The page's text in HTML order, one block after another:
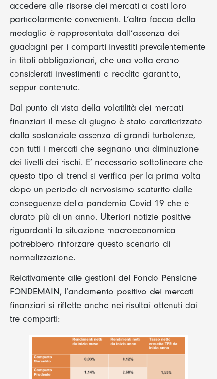
accedere alle risorse dei mercati a costi loro
particolarmente convenienti. L’altra faccia della
medaglia è rappresentata dall’assenza dei
guadagni per i comparti investiti prevalentemente
in titoli obbligazionari, che una volta erano
considerati investimenti a reddito garantito,
seppur contenuto.
Dal punto di vista della volatilità dei mercati
finanziari il mese di giugno è stato caratterizzato
dalla sostanziale assenza di grandi turbolenze,
con tutti i mercati che segnano una diminuzione
dei livelli dei rischi. E’ necessario sottolineare che
questo tipo di trend si verifica per la prima volta
dopo un periodo di nervosismo scaturito dalle
conseguenze della pandemia Covid 19 che è
durato più di un anno. Ulteriori notizie positive
riguardanti la situazione macroeconomica
potrebbero rinforzare questo scenario di
normalizzazione.
Relativamente alle gestioni del Fondo Pensione
FONDEMAIN, l’andamento positivo dei mercati
finanziari si riflette anche nei risultai ottenuti dai
tre comparti: